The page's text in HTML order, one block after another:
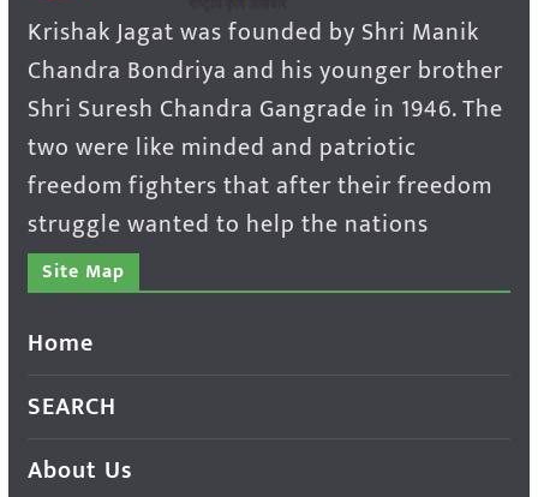
Krishak Jagat was founded by Shri Manik
Chandra Bondriya and his younger brother
Shri Suresh Chandra Gangrade in 1946. The
two were like minded and patriotic
freedom fighters that after their freedom
struggle wanted to help the nations
Site Map
Home
SEARCH
About Us